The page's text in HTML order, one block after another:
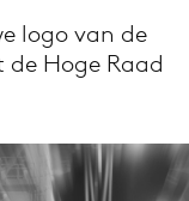
Adformatie
logo van de
Hoge Raad